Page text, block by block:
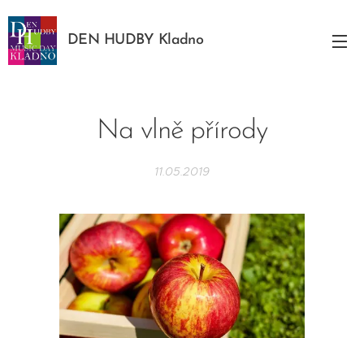
DEN HUDBY Kladno
Na vlně přírody
11.05.2019